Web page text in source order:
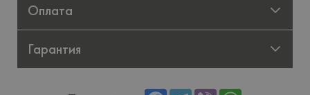
Оплата
Гарантия